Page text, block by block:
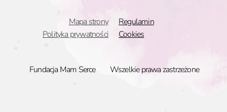
Mapa strony
Polityka prywatności
Regulamin
Cookies
Fundacja Mam Serce Wszelkie prawa zastrzeżone